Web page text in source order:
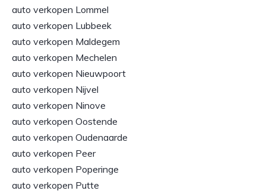
auto verkopen Lommel
auto verkopen Lubbeek
auto verkopen Maldegem
auto verkopen Mechelen
auto verkopen Nieuwpoort
auto verkopen Nijvel
auto verkopen Ninove
auto verkopen Oostende
auto verkopen Oudenaarde
auto verkopen Peer
auto verkopen Poperinge
auto verkopen Putte